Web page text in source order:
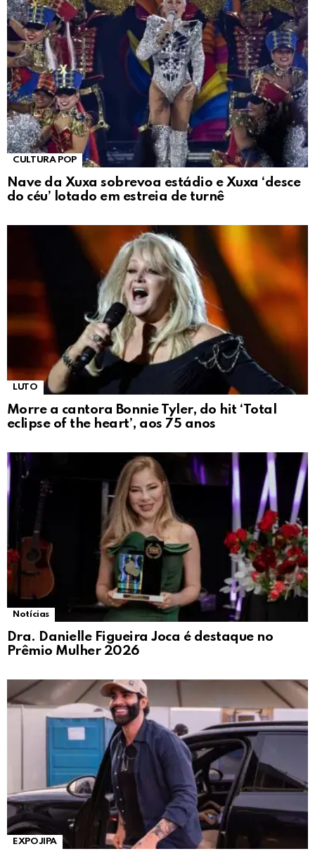
CULTURA POP
Nave da Xuxa sobrevoa estádio e Xuxa ‘desce
do céu’ lotado em estreia de turnê
LUTO
Morre a cantora Bonnie Tyler, do hit ‘Total
eclipse of the heart’, aos 75 anos
Notícias
Dra. Danielle Figueira Joca é destaque no
Prêmio Mulher 2026
EXPOJIPA